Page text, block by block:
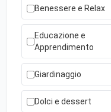
Benessere e Relax
Educazione e
Apprendimento
Giardinaggio
Dolci e dessert